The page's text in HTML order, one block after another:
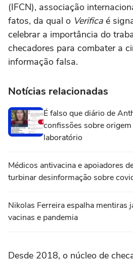
(IFCN), associação
fatos, da qual o Verifica é
celebrar a importância do
checadores para combater a
informação falsa.
Notícias relacionadas
É falso que diário de
confissões sobre
laboratório
Médicos antivacina e apoiadores
turbinar desinformação sobre
Nikolas Ferreira espalha mentiras
vacinas e pandemia
Desde 2018, o núcleo de